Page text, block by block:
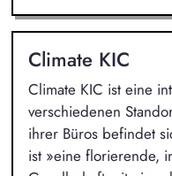
Climate KIC
Climate KIC ist eine
verschiedenen
ihrer Büros befindet
ist »eine florierende,